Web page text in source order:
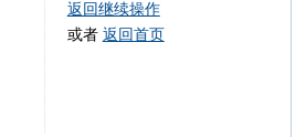
返回继续操作
或者 返回首页